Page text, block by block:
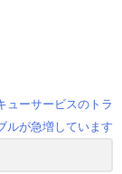
ューサービスのトラ
ルが急増しています